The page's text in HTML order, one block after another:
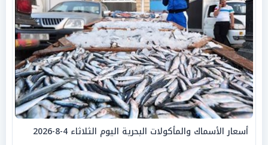
أسعار الأسماك والمأكولات البحرية اليوم الثلاثاء 4-8-2026